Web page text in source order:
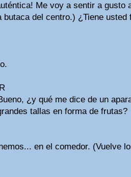
Me voy a sentir a gusto
butaca del centro.) ¿Tiene
¿y qué me dice de un
tallas en forma de frutas?
en el comedor. (Vuelve